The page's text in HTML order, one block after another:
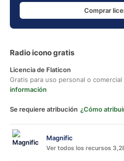
Comprar
Radio icono gratis
Licencia de Flaticon
Gratis para uso personal o
información
Se requiere atribución ¿Cómo
Magnific
Ver todos los recursos